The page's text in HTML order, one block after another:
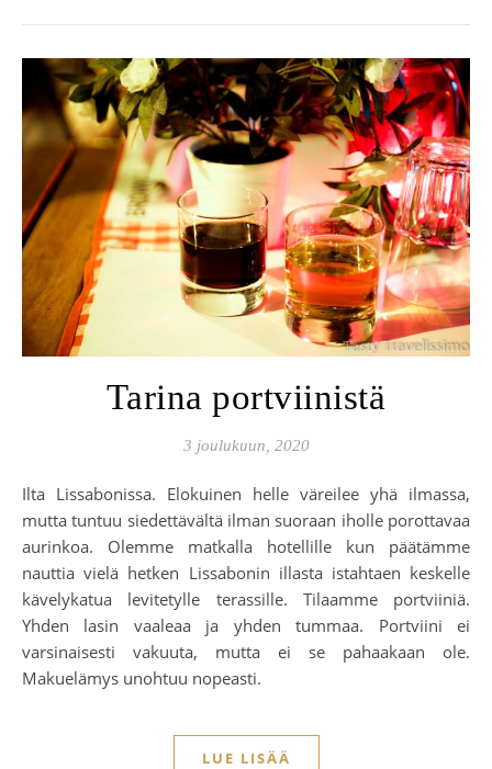
Tarina portviinistä
3 joulukuun, 2020
Ilta Lissabonissa. Elokuinen helle väreilee yhä ilmassa,
mutta tuntuu siedettävältä ilman suoraan iholle porottavaa
aurinkoa. Olemme matkalla hotellille kun päätämme
nauttia vielä hetken Lissabonin illasta istahtaen keskelle
kävelykatua levitetylle terassille. Tilaamme portviiniä.
Yhden lasin vaaleaa ja yhden tummaa. Portviini ei
varsinaisesti vakuuta, mutta ei se pahaakaan ole.
Makuelämys unohtuu nopeasti.
LUE LISÄÄ